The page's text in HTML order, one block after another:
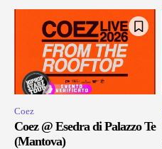
Coez
Coez @ Esedra di Palazzo Te
(Mantova)